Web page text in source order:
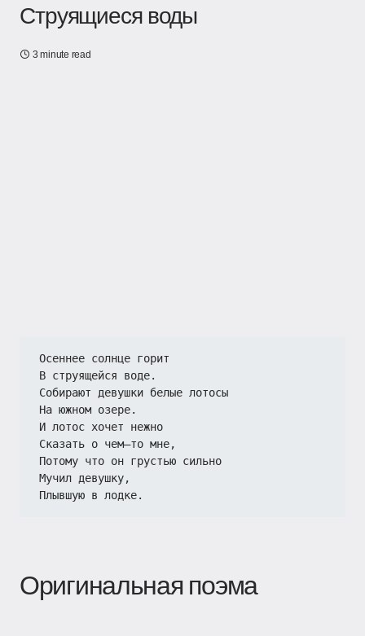
Струящиеся воды
3 minute read
Осеннее солнце горит
В струящейся воде.
Собирают девушки белые лотосы
На южном озере.
И лотос хочет нежно
Сказать о чем—то мне,
Потому что он грустью сильно
Мучил девушку,
Плывшую в лодке.
Оригинальная поэма